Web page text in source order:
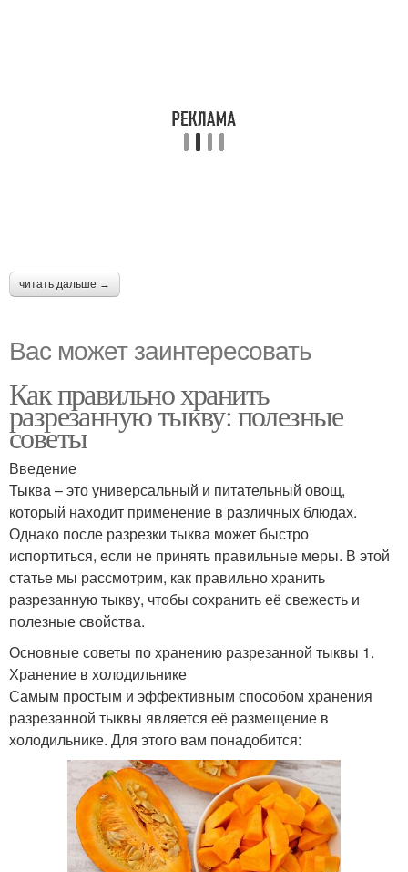
читать дальше →
Вас может заинтересовать
Как правильно хранить
разрезанную тыкву: полезные
советы
Введение
Тыква – это универсальный и питательный овощ,
который находит применение в различных блюдах.
Однако после разрезки тыква может быстро
испортиться, если не принять правильные меры. В этой
статье мы рассмотрим, как правильно хранить
разрезанную тыкву, чтобы сохранить её свежесть и
полезные свойства.
Основные советы по хранению разрезанной тыквы 1.
Хранение в холодильнике
Самым простым и эффективным способом хранения
разрезанной тыквы является её размещение в
холодильнике. Для этого вам понадобится: